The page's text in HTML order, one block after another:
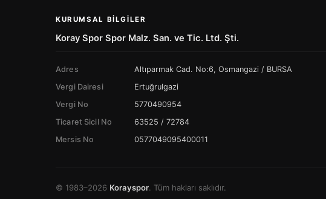
KURUMSAL BILGILER
Koray Spor Spor Malz. San. ve Tic. Ltd. Şti.
Adres
Altıparmak Cad. No:6, Osmangazi / BURSA
Vergi Dairesi
Ertuğrulgazi
Vergi No
5770490954
Ticaret Sicil No
63525 / 72784
Mersis No
0577049095400011
© 1983–2026 Korayspor. Tüm hakları saklıdır.